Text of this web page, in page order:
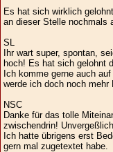
Es hat sich wirklich
an dieser Stelle nochmals
SL
Ihr wart super, spontan,
hoch! Es hat sich gelohnt
Ich komme gerne auch
werde ich doch noch mehr
NSC
Danke für das tolle
zwischendrin!
Ich hatte übrigens erst
gern mal zugetextet habe.